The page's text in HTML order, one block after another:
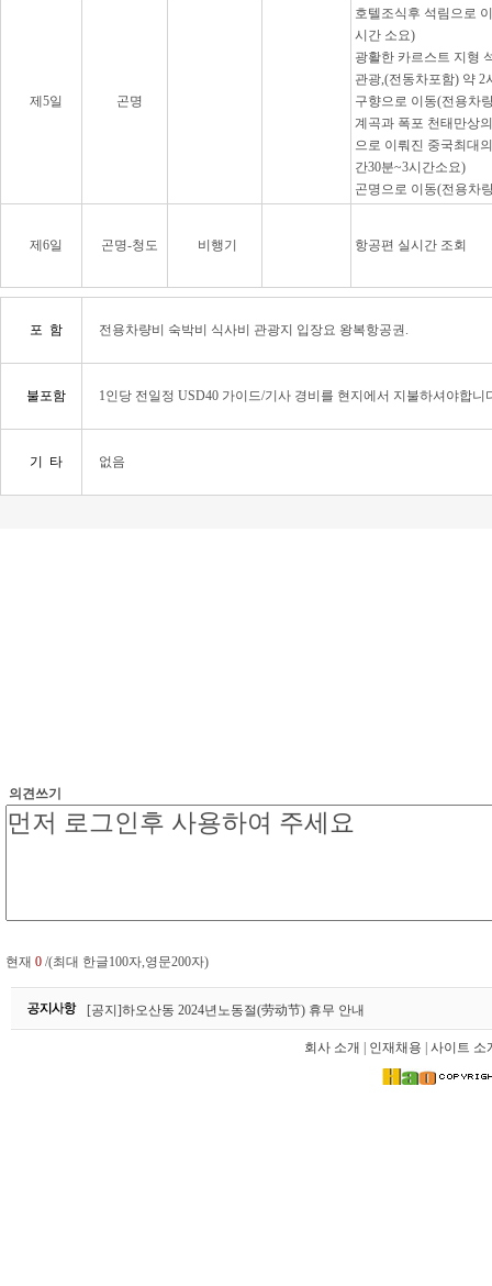
제5일 곤명
호텔조식후 석림으로
시간 소요)
광활한 카르스트 지형
관광,(전동차포함) 약 2
구향으로 이동(전용차
계곡과 폭포 천태만상
으로 이뤄진 중국최대
간30분~3시간소요)
곤명으로 이동(전용차
제6일 곤명-청도 비행기 항공편 실시간 조회
포 함 전용차량비 숙박비 식사비 관광지 입장요 왕복항공권.
불포함 1인당 전일정 USD40 가이드/기사 경비를 현지에서 지불하셔야합니
기 타 없음
의견쓰기
현재 0 /(최대 한글100자,영문200자)
하오산동 2026년 설날(春节) 휴무 안내
[공지]하오산동 2024년노동절(劳动节) 휴무 안내
[공지]하오산동 2024년 설날(春节) 휴무 안내
회사 소개 인재채용 사이트 소